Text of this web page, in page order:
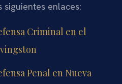
enlaces:
Criminal en el
Penal en Nueva